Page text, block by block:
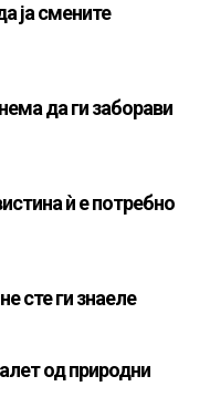
ја смените
да ги заборави
ѝ е потребно
сте ги знаеле
од природни